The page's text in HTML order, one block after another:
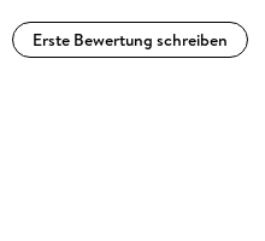
Erste Bewertung schreiben